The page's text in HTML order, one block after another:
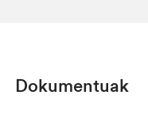
Dokumentuak